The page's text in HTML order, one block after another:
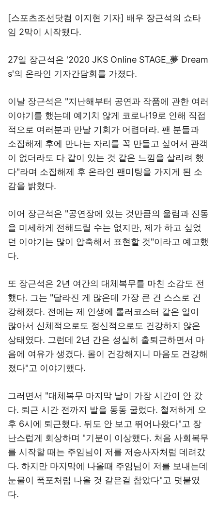
[스포츠조선닷컴 이지현 기자] 배우 장근석의 쇼타
임 2막이 시작됐다.
27일 장근석은 '2020 JKS Online STAGE_夢 Dream
s'의 온라인 기자간담회를 가졌다.
이날 장근석은 "지난해부터 공연과 작품에 관한 여러
이야기를 했는데 예기치 않게 코로나19로 인해 직접
적으로 여러분과 만날 기회가 어렵더라. 팬 분들과
소집해제 후에 만나는 자리를 꼭 만들고 싶어서 관객
이 없더라도 다 같이 있는 것 같은 느낌을 살리려 했
다"라며 소집해제 후 온라인 팬미팅을 가지게 된 소
감을 밝혔다.
이어 장근석은 "공연장에 있는 것만큼의 울림과 진동
을 미세하게 전해드릴 수는 없지만, 제가 하고 싶었
던 이야기는 많이 압축해서 표현할 것"이라고 예고했
다.
또 장근석은 2년 여간의 대체복무를 마친 소감도 전
했다. 그는 "달라진 게 많은데 가장 큰 건 스스로 건
강해졌다. 전에는 제 인생에 롤러코스터 같은 일이
많아서 신체적으로도 정신적으로도 건강하지 않은
상태였다. 그런데 2년 간은 성실히 출퇴근하면서 마
음에 여유가 생겼다. 몸이 건강해지니 마음도 건강해
졌다"고 이야기했다.
그러면서 "대체복무 마지막 날이 가장 시간이 안 갔
다. 퇴근 시간 전까지 발을 동동 굴렀다. 철저하게 오
후 6시에 퇴근했다. 뒤도 안 보고 뛰어나왔다"고 장
난스럽게 회상하며 "기분이 이상했다. 처음 사회복무
를 시작할 때는 주임님이 저를 저승사자처럼 데려갔
다. 하지만 마지막에 나올때 주임님이 저를 보내는데
눈물이 폭포처럼 나올 것 같은걸 참았다"고 덧붙였
다.